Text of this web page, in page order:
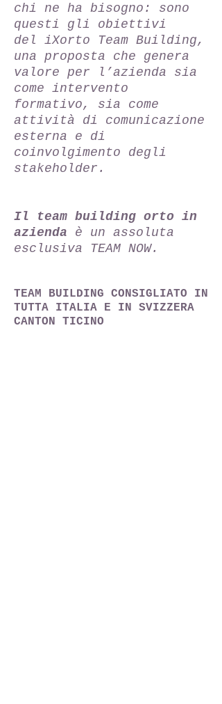
chi ne ha bisogno: sono
questi gli obiettivi
del iXorto Team Building,
una proposta che genera
valore per l’azienda sia
come intervento
formativo, sia come
attività di comunicazione
esterna e di
coinvolgimento degli
stakeholder.
Il team building orto in
azienda è un assoluta
esclusiva TEAM NOW.
TEAM BUILDING CONSIGLIATO IN
TUTTA ITALIA E IN SVIZZERA
CANTON TICINO